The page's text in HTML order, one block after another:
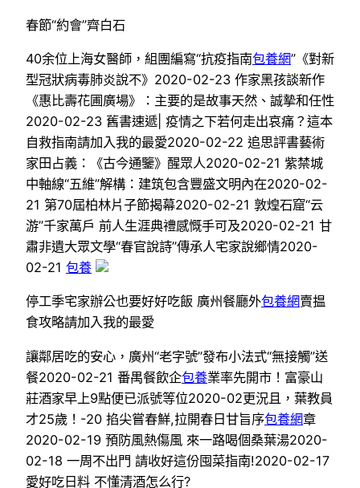
春節“約會”齊白石
40余位上海女醫師，組團編寫“抗疫指南包養網”《對新
型冠狀病毒肺炎說不》2020-02-23 作家黑孩談新作
《惠比壽花圃廣場》：主要的是故事天然、誠摯和任性
2020-02-23 舊書速遞| 疫情之下若何走出哀痛？這本
自救指南請加入我的最愛2020-02-22 追思評書藝術
家田占義：《古今通鑒》醒眾人2020-02-21 紫禁城
中軸線“五維”解構：建筑包含豐盛文明內在2020-02-
21 第70屆柏林片子節揭幕2020-02-21 敦煌石窟“云
游”千家萬戶 前人生涯典禮感慨手可及2020-02-21 甘
肅非遺大眾文學“春官說詩”傳承人宅家說鄉情2020-
02-21 包養
停工季宅家辦公也要好好吃飯 廣州餐廳外包養網賣揾
食攻略請加入我的最愛
讓鄰居吃的安心，廣州“老字號”發布小法式“無接觸”送
餐2020-02-21 番禺餐飲企包養業率先開市！富豪山
莊酒家早上9點便已派號等位2020-02更況且，葉教員
才25歲！-20 掐尖嘗春鮮,拉開春日甘旨序包養網章
2020-02-19 預防風熱傷風 來一路喝個桑葉湯2020-
02-18 一周不出門 請收好這份囤菜指南!2020-02-17
愛好吃日料 不懂清酒怎么行?